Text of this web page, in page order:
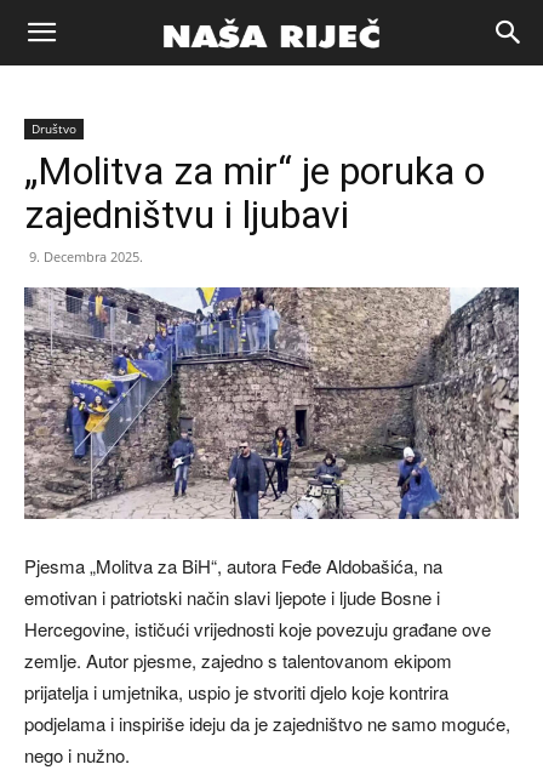
Naša
riječ
Društvo
„Molitva za mir“ je poruka o
zajedništvu i ljubavi
9. Decembra 2025.
Pjesma „Molitva za BiH“, autora Feđe Aldobašića, na
emotivan i patriotski način slavi ljepote i ljude Bosne i
Hercegovine, ističući vrijednosti koje povezuju građane ove
zemlje. Autor pjesme, zajedno s talentovanom ekipom
prijatelja i umjetnika, uspio je stvoriti djelo koje kontrira
podjelama i inspiriše ideju da je zajedništvo ne samo moguće,
nego i nužno.